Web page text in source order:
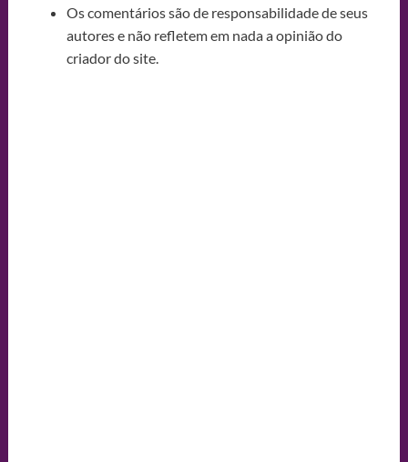
Os comentários são de responsabilidade de seus
autores e não refletem em nada a opinião do
criador do site.